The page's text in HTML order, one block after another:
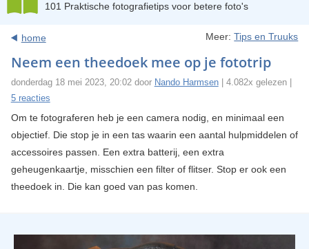
101 Praktische fotografietips voor betere foto's
home Meer:Tips en Truuks
Neem een theedoek mee op je fototrip
donderdag 18 mei 2023, 20:02 door Nando Harmsen| 4.082x gelezen |
5 reacties
Om te fotograferen heb je een camera nodig, en minimaal een
objectief. Die stop je in een tas waarin een aantal hulpmiddelen of
accessoires passen. Een extra batterij, een extra
geheugenkaartje, misschien een filter of flitser. Stop er ook een
theedoek in. Die kan goed van pas komen.